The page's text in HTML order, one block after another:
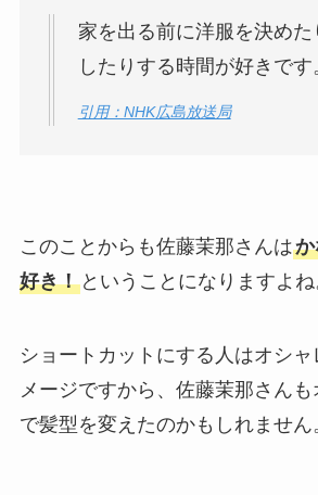
家を出る前に洋服を決めた
したりする時間が好きです
引用：NHK広島放送局
このことからも佐藤茉那さんは
好き！ということになりますよね
ショートカットにする人はオシャ
メージですから、佐藤茉那さん
で髪型を変えたのかもしれません